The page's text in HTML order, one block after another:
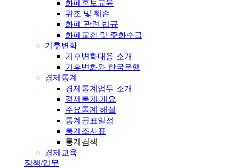
화폐홍보교육
위조 및 훼손
화폐 관련 법규
화폐교환 및 주화수급
기후변화
기후변화대응 소개
기후변화와 한국은행
경제통계
경제통계업무 소개
경제통계 개요
주요통계 해설
통계공표일정
통계조사표
통계검색
경제교육
정책/업무